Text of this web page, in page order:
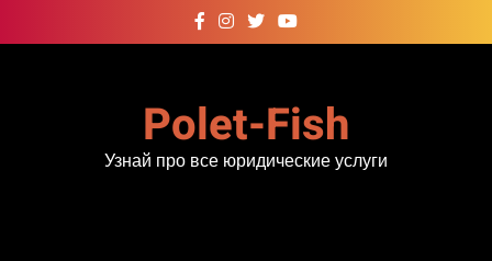
к
Polet-Fish
Узнай про все юридические услуги